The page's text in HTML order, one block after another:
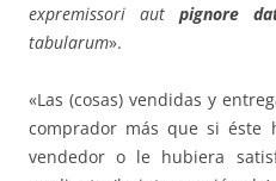
expremissori autpig­nore
tabularum».
«Las (cosas) vendidas y
comprador más que si éste
vendedor o le hubiera